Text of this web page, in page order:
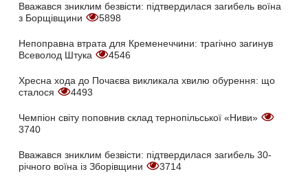
Вважався зниклим безвісти: підтвердилася загибель воїна
з Борщівщини
5898
Непоправна втрата для Кременеччини: трагічно загинув
Всеволод Штука
4546
Хресна хода до Почаєва викликала хвилю обурення: що
сталося
4493
Чемпіон світу поповнив склад тернопільської «Ниви»
3740
Вважався зниклим безвісти: підтвердилася загибель 30-
річного воїна із Зборівщини
3714